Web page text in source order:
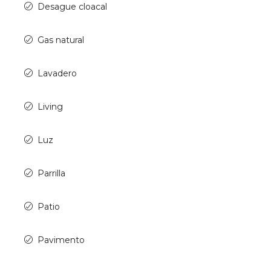
Desague cloacal
Gas natural
Lavadero
Living
Luz
Parrilla
Patio
Pavimento